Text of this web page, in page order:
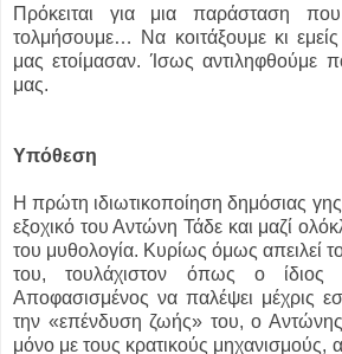
Πρόκειται για μια παράσταση
τολμήσουμε… Να κοιτάξουμε κι
μας ετοίμασαν. Ίσως αντιληφθούμε
μας.
Υπόθεση
Η πρώτη ιδιωτικοποίηση δημόσιας γης
εξοχικό του Αντώνη Τάδε και μαζί
του μυθολογία. Κυρίως όμως απειλεί
του, τουλάχιστον όπως ο ίδιος
Αποφασισμένος να παλέψει μέχρις
την «επένδυση ζωής» του, ο Αντώνης
μόνο με τους κρατικούς μηχανισμούς,